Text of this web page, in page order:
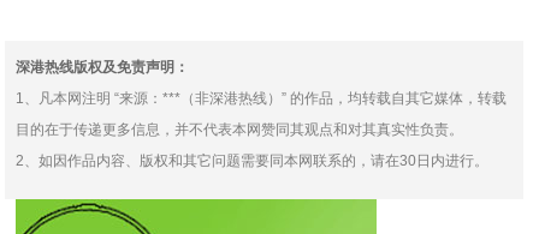
深港热线版权及免责声明：
1、凡本网注明 “来源：***（非深港热线）” 的作品，均转载自其它媒体，转载
目的在于传递更多信息，并不代表本网赞同其观点和对其真实性负责。
2、如因作品内容、版权和其它问题需要同本网联系的，请在30日内进行。